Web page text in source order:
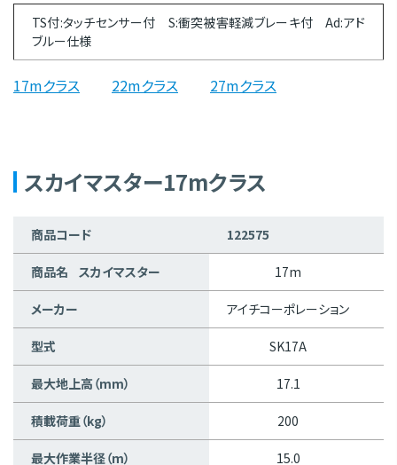
TS付:タッチセンサー付 S:衝突被害軽減ブレーキ付 Ad:アド
ブルー仕様
17mクラス 22mクラス 27mクラス
スカイマスター17mクラス
商品コード 122575
商品名 スカイマスター 17m
メーカー アイチコーポレーション
型式 SK17A
最大地上高（mm） 17.1
積載荷重（kg） 200
最大作業半径（m） 15.0